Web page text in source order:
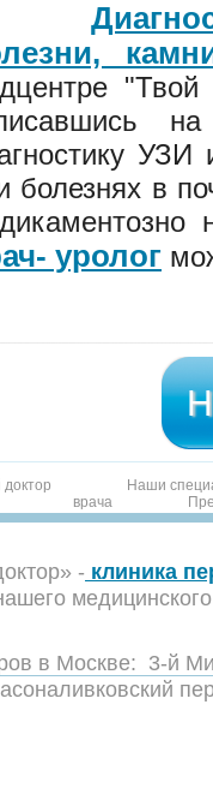
болезнях в
уролог
доктор
Наши
врача
- клиника
в Москве: 3-й